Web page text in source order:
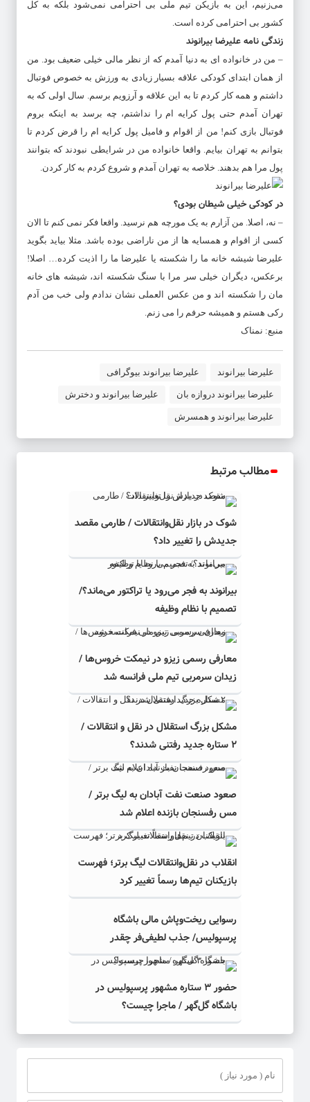
می‌زنیم، این به بازیکن تیم ملی بی احترامی نمی‌شود بلکه به کل
کشور بی احترامی کرده است.
زندگی نامه علیرضا بیرانوند
– من در خانواده ای به دنیا آمدم که از نظر مالی خیلی ضعیف بود. من
از همان ابتدای کودکی علاقه بسیار زیادی به ورزش به خصوص فوتبال
داشتم و همه کار کردم تا به این علاقه و آرزویم برسم. سال اولی که به
تهران آمدم حتی پول کرایه ام را نداشتم، چه برسد به اینکه بروم
فوتبال بازی کنم! من از اقوام و فامیل پول کرایه ام را قرض کردم تا
بتوانم به تهران بیایم. واقعا خانواده من در شرایطی نبودند که بتوانند
پول مرا هم بدهند. خلاصه به تهران آمدم و شروع کردم به کار کردن.
در کودکی خیلی شیطان بودی؟
– نه، اصلا. من آزارم به یک مورچه هم نرسید. واقعا فکر نمی کنم تا الان
کسی از اقوام و همسایه ها از من ناراضی بوده باشد. مثلا بیاید بگوید
علیرضا شیشه خانه ما را شکسته یا علیرضا ما را اذیت کرده… اصلا!
برعکس، دیگران خیلی سر مرا با سنگ شکسته اند، شیشه های خانه
مان را شکسته اند و من عکس العملی نشان ندادم ولی خب من آدم
رکی هستم و همیشه حرفم را می زنم.
منبع: نمناک
علیرضا بیرانوند علیرضا بیرانوند بیوگرافی
علیرضا بیرانوند دروازه بان علیرضا بیرانوند و دخترش
علیرضا بیرانوند و همسرش
مطالب مرتبط
شوک در بازار نقل‌وانتقالات / طارمی مقصد
جدیدش را تغییر داد؟
بیرانوند به فجر می‌رود یا تراکتور می‌ماند؟/
تصمیم با نظام وظیفه
معارفی رسمی زیزو در نیمکت خروس‌ها /
زیدان سرمربی تیم ملی فرانسه شد
مشکل بزرگ استقلال در نقل و انتقالات /
۲ ستاره جدید رفتنی شدند؟
صعود صنعت نفت آبادان به لیگ برتر /
مس رفسنجان بازنده اعلام شد
انقلاب در نقل‌وانتقالات لیگ برتر؛ فهرست
بازیکنان تیم‌ها رسماً تغییر کرد
رسوایی ریخت‌وپاش مالی باشگاه
پرسپولیس/ جذب لطیفی‌فر چقدر
می‌ارزید؟
حضور ۳ ستاره مشهور پرسپولیس در
باشگاه گل‌گهر / ماجرا چیست؟